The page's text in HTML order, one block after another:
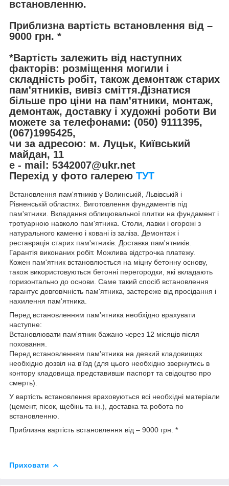
встановленню.
Приблизна вартість встановлення від –
9000 грн. *
*Вартість залежить від наступних
факторів: розміщення могили і
складність робіт, також демонтаж старих
пам'ятників, вивіз сміття.Дізнатися
більше про ціни на пам'ятники, монтаж,
демонтаж, доставку і художні роботи Ви
можете за телефонами: (050) 9111395,
(067)1995425,
чи за адресою: м. Луцьк, Київський
майдан, 11
e - mail: 5342007@ukr.net
Перехід у фото галерею ТУТ
Встановлення пам'ятників у Волинській, Львівській і
Рівненській областях. Виготовлення фундаментів під
пам'ятники. Вкладання облицювальної плитки на фундамент і
тротуарною навколо пам'ятника. Столи, лавки і огорожі з
натурального каменю і ковані із заліза. Демонтаж і
реставрація старих пам'ятників. Доставка пам'ятників.
Гарантія виконаних робіт. Можлива відстрочка платежу.
Кожен пам'ятник встановлюється на міцну бетонну основу,
також використовуються бетонні перегородки, які вкладають
горизонтально до основи. Саме такий спосіб встановлення
гарантує довговічність пам'ятника, застереже від просідання і
нахилення пам'ятника.
Перед встановленням пам'ятника необхідно врахувати
наступне:
Встановлювати пам'ятник бажано через 12 місяців після
поховання.
Перед встановленням пам'ятника на деякий кладовищах
необхідно дозвіл на в'їзд (для цього необхідно звернутись в
контору кладовища представивши паспорт та свідоцтво про
смерть).
У вартість встановлення враховуються всі необхідні матеріали
(цемент, пісок, щебінь та ін.), доставка та робота по
встановленню.
Приблизна вартість встановлення від – 9000 грн. *
Приховати